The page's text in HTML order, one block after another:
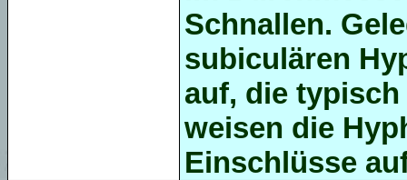
Schnallen.
subiculären
auf, die
weisen die
Einschlüsse